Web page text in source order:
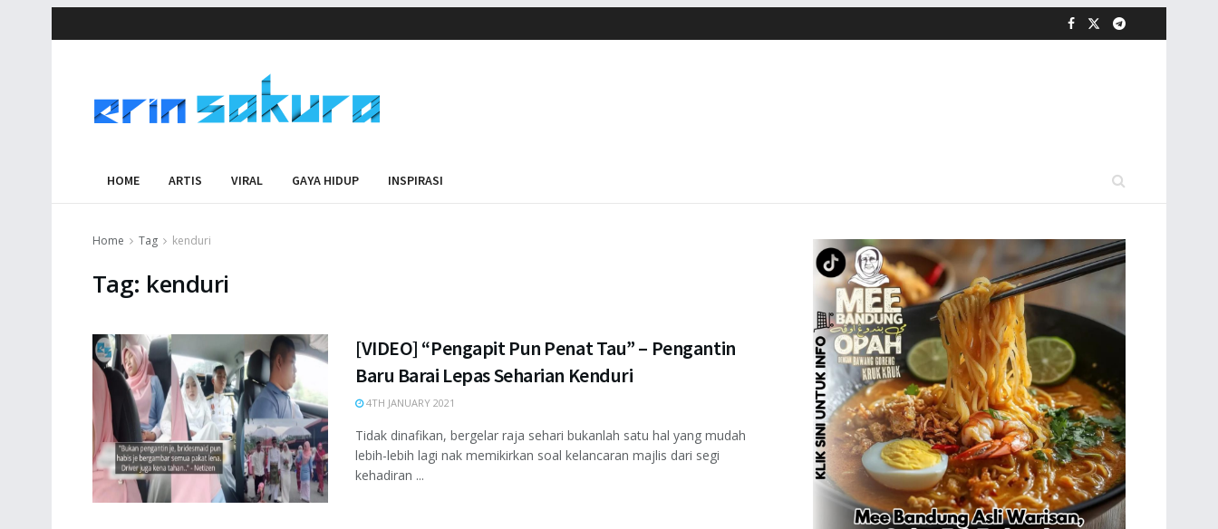
HOME ARTIS VIRAL GAYA HIDUP INSPIRASI
Home Tag kenduri
Tag: kenduri
[VIDEO] “Pengapit Pun Penat Tau” – Pengantin
Baru Barai Lepas Seharian Kenduri
4TH JANUARY 2021
Tidak dinafikan, bergelar raja sehari bukanlah satu hal yang mudah
lebih-lebih lagi nak memikirkan soal kelancaran majlis dari segi
kehadiran ...